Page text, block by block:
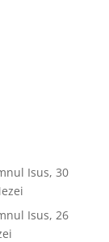
Isus, 30
Isus, 26